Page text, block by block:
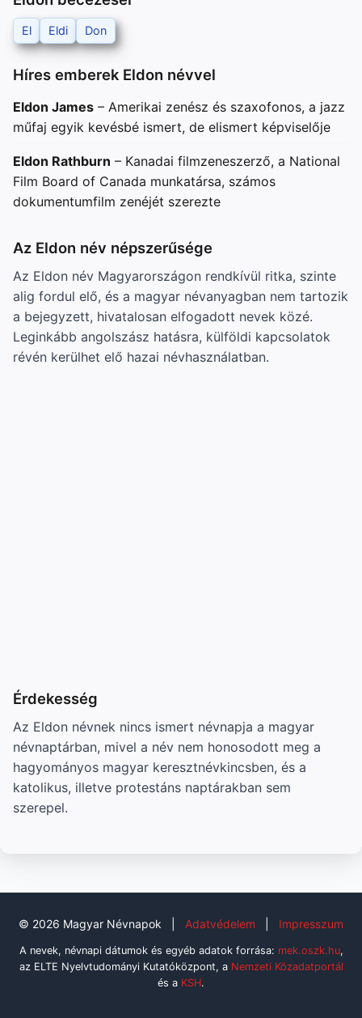
El Eldi Don
Híres emberek Eldon névvel
Eldon James – Amerikai zenész és szaxofonos, a jazz
műfaj egyik kevésbé ismert, de elismert képviselője
Eldon Rathburn – Kanadai filmzeneszerző, a National
Film Board of Canada munkatársa, számos
dokumentumfilm zenéjét szerezte
Az Eldon név népszerűsége
Az Eldon név Magyarországon rendkívül ritka, szinte
alig fordul elő, és a magyar névanyagban nem tartozik
a bejegyzett, hivatalosan elfogadott nevek közé.
Leginkább angolszász hatásra, külföldi kapcsolatok
révén kerülhet elő hazai névhasználatban.
Érdekesség
Az Eldon névnek nincs ismert névnapja a magyar
névnaptárban, mivel a név nem honosodott meg a
hagyományos magyar keresztnévkincsben, és a
katolikus, illetve protestáns naptárakban sem
szerepel.
© 2026 Magyar Névnapok Adatvédelem Impresszum
A nevek, névnapi dátumok és egyéb adatok forrása: mek.oszk.hu,
az ELTE Nyelvtudományi Kutatóközpont, a Nemzeti Közadatportál
és a KSH.